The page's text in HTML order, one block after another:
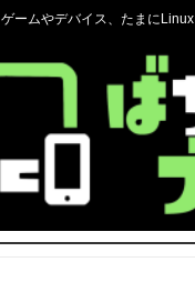
ゲームやデバイス、たまにLinux